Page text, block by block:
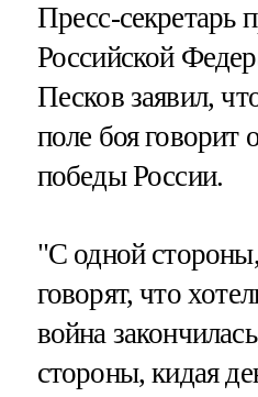
Пресс-секретарь
Российской
Песков заявил,
поле боя говорит
победы России.
"С одной
говорят, что
война
стороны, кидая